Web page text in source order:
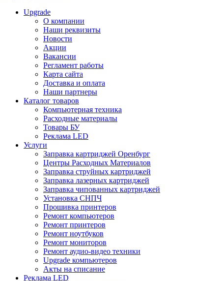
Upgrade
О компании
Наши реквизиты
Новости
Акции
Вакансии
Регламент работы
Карта сайта
Доставка и оплата
Наши партнеры
Каталог товаров
Компьютерная техника
Расходные материалы
Товары БУ
Реклама LED
Услуги
Заправка картриджей Оренбург
Центры Расходных Материалов
Заправка струйных картриджей
Заправка лазерных картриджей
Заправка чипованных картриджей
Установка СНПЧ
Прошивка принтеров
Ремонт компьютеров
Ремонт принтеров
Ремонт ноутбуков
Ремонт мониторов
Ремонт аудио-видео техники
Upgrade компьютеров
Акты на списание
Реклама LED